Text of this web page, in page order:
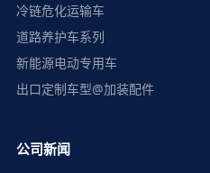
冷链危化运输车
道路养护车系列
新能源电动专用车
出口定制车型@加装配件
公司新闻